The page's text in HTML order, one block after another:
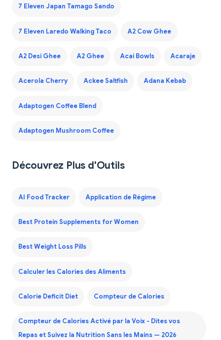
7 Eleven Japan Tamago Sando
7 Eleven Laredo Walking Taco A2 Cow Ghee
A2 Desi Ghee A2 Ghee Acai Bowls Acaraje
Acerola Cherry Ackee Saltfish Adana Kebab
Adaptogen Coffee Blend
Adaptogen Mushroom Coffee
Découvrez Plus d'Outils
AI Food Tracker Application de Régime
Best Protein Supplements for Women
Best Weight Loss Pills
Calculer les Calories des Aliments
Calorie Deficit Diet Compteur de Calories
Compteur de Calories Activé par la Voix - Dites vos
Repas et Suivez la Nutrition Sans les Mains — 2026